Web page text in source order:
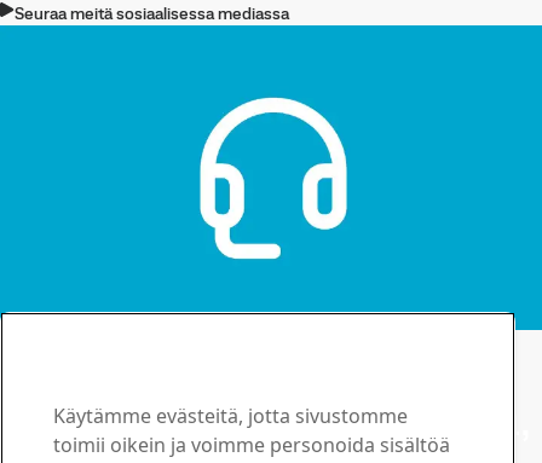
Seuraa meitä sosiaalisessa mediassa
Jos sinulla on kysyttävää,
Käytämme evästeitä, jotta sivustomme
toimii oikein ja voimme personoida sisältöä